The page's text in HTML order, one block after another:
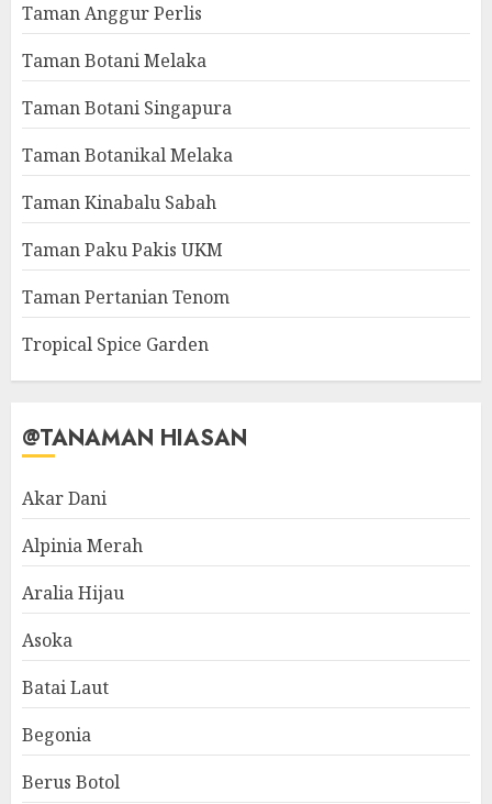
Taman Anggur Perlis
Taman Botani Melaka
Taman Botani Singapura
Taman Botanikal Melaka
Taman Kinabalu Sabah
Taman Paku Pakis UKM
Taman Pertanian Tenom
Tropical Spice Garden
@TANAMAN HIASAN
Akar Dani
Alpinia Merah
Aralia Hijau
Asoka
Batai Laut
Begonia
Berus Botol